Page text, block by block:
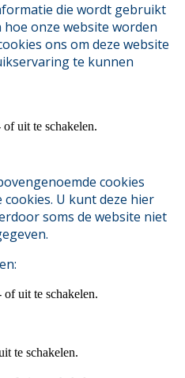
die wordt gebruikt
onze website worden
ons om deze website
te kunnen
uit te schakelen.
cookies
U kunt deze hier
soms de website niet
uit te schakelen.
te schakelen.